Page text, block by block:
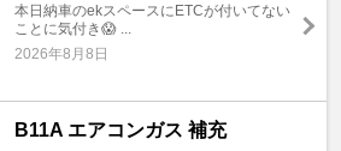
本日納車のekスペースにETCが付いてない
ことに気付き😱 ...
2026年8月8日
B11A エアコンガス 補充